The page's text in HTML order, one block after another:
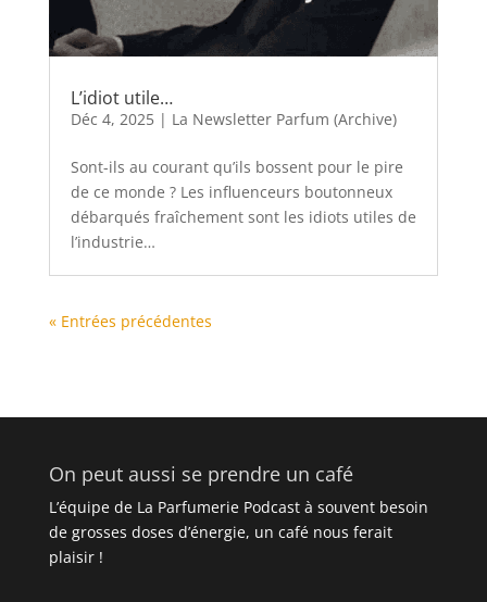
L’idiot utile…
Déc 4, 2025| La Newsletter Parfum (Archive)
Sont-ils au courant qu’ils bossent pour le pire
de ce monde ? Les influenceurs boutonneux
débarqués fraîchement sont les idiots utiles de
l’industrie…
« Entrées précédentes
On peut aussi se prendre un café
L’équipe de La Parfumerie Podcast à souvent besoin
de grosses doses d’énergie, un café nous ferait
plaisir !